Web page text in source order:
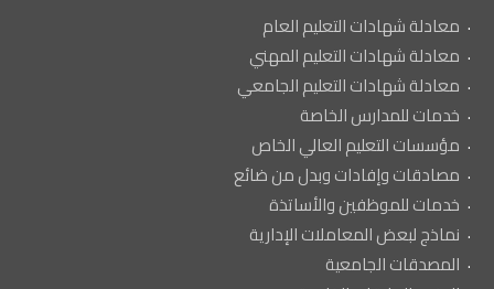
معادلة شهادات التعليم العام
معادلة شهادات التعليم المهني
معادلة شهادات التعليم الجامعي
خدمات للمدارس الخاصة
مؤسسات التعليم العالي الخاص
مصادقات وإفادات وبدل من ضائع
خدمات للموظفين والأساتذة
نماذج لبعض المعاملات الإدارية
المصدقات الجامعية